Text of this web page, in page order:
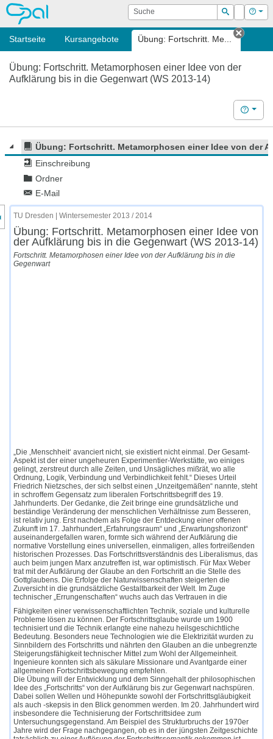
OPAL Suche
Suchen
Login Hilfe
Startseite Kursangebote Übung: Fortschritt. Me...
Tab
Übung: Fortschritt. Metamorphosen einer Idee von der
Aufklärung bis in die Gegenwart (WS 2013-14)
Hilfe
Übung: Fortschritt. Metamorphosen einer Idee von der
Einschreibung
Ordner
E-Mail
des Kursmenüs
TU Dresden | Wintersemester 2013 / 2014
Übung: Fortschritt. Metamorphosen einer Idee von
der Aufklärung bis in die Gegenwart (WS 2013-14)
Fortschritt. Metamorphosen einer Idee von der Aufklärung bis in die
Gegenwart
„Die ‚Menschheit‘ avanciert nicht, sie existiert nicht einmal. Der Gesamt-
Aspekt ist der einer ungeheuren Experimentier-Werkstätte, wo einiges
gelingt, zerstreut durch alle Zeiten, und Unsägliches mißrät, wo alle
Ordnung, Logik, Verbindung und Verbindlichkeit fehlt.“ Dieses Urteil
Friedrich Nietzsches, der sich selbst einen „Unzeitgemäßen“ nannte, steht
in schroffem Gegensatz zum liberalen Fortschrittsbegriff des 19.
Jahrhunderts. Der Gedanke, die Zeit bringe eine grundsätzliche und
beständige Veränderung der menschlichen Verhältnisse zum Besseren,
ist relativ jung. Erst nachdem als Folge der Entdeckung einer offenen
Zukunft im 17. Jahrhundert „Erfahrungsraum“ und „Erwartungshorizont“
auseinandergefallen waren, formte sich während der Aufklärung die
normative Vorstellung eines universellen, einmaligen, alles fortreißenden
historischen Prozesses. Das Fortschrittsverständnis des Liberalismus, das
auch beim jungen Marx anzutreffen ist, war optimistisch. Für Max Weber
trat mit der Aufklärung der Glaube an den Fortschritt an die Stelle des
Gottglaubens. Die Erfolge der Naturwissenschaften steigerten die
Zuversicht in die grundsätzliche Gestaltbarkeit der Welt. Im Zuge
technischer „Errungenschaften“ wuchs auch das Vertrauen in die
Fähigkeiten einer verwissenschaftlichten Technik, soziale und kulturelle
Probleme lösen zu können. Der Fortschrittsglaube wurde um 1900
technisiert und die Technik erlangte eine nahezu heilsgeschichtliche
Bedeutung. Besonders neue Technologien wie die Elektrizität wurden zu
Sinnbildern des Fortschritts und nährten den Glauben an die unbegrenzte
Steigerungsfähigkeit technischer Mittel zum Wohl der Allgemeinheit.
Ingenieure konnten sich als säkulare Missionare und Avantgarde einer
allgemeinen Fortschrittsbewegung empfehlen.
Die Übung will der Entwicklung und dem Sinngehalt der philosophischen
Idee des „Fortschritts“ von der Aufklärung bis zur Gegenwart nachspüren.
Dabei sollen Wellen und Höhepunkte sowohl der Fortschrittsgläubigkeit
als auch -skepsis in den Blick genommen werden. Im 20. Jahrhundert wird
insbesondere die Technisierung der Fortschrittsidee zum
Untersuchungsgegenstand. Am Beispiel des Strukturbruchs der 1970er
Jahre wird der Frage nachgegangen, ob es in der jüngsten Zeitgeschichte